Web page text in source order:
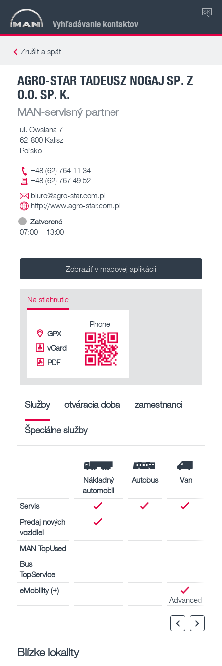
Vyhľadávanie kontaktov
SK
Zrušiť a späť
AGRO-STAR TADEUSZ NOGAJ SP. Z
O.O. SP. K.
MAN-servisný partner
ul. Owsiana 7
62-800 Kalisz
Poľsko
+48 (62) 764 11 34
+48 (62) 767 49 52
biuro@agro-star.com.pl
http://www.agro-star.com.pl
Zatvorené
07:00 – 13:00
Zobraziť v mapovej aplikácii
Na stiahnutie
GPX
vCard
PDF
Phone:
Služby otváracia doba zamestnanci
Špeciálne služby
Nákladný
automobil
Autobus Van
Servis
Predaj nových
vozidiel
MAN TopUsed
Bus
TopService
eMobility (+)
Advanced
Blízke lokality